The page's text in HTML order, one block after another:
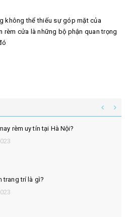
không thể thiếu sự góp mặt của
rèm cửa là những bộ phận quan trọng
rèm uy tín tại Hà Nội?
trang trí là gì?